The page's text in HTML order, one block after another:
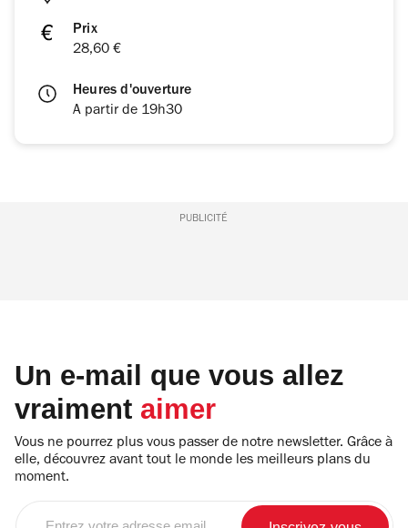
Prix
28,60 €
Heures d'ouverture
A partir de 19h30
PUBLICITÉ
Un e-mail que vous allez
vraiment aimer
Vous ne pourrez plus vous passer de notre newsletter. Grâce à
elle, découvrez avant tout le monde les meilleurs plans du
moment.